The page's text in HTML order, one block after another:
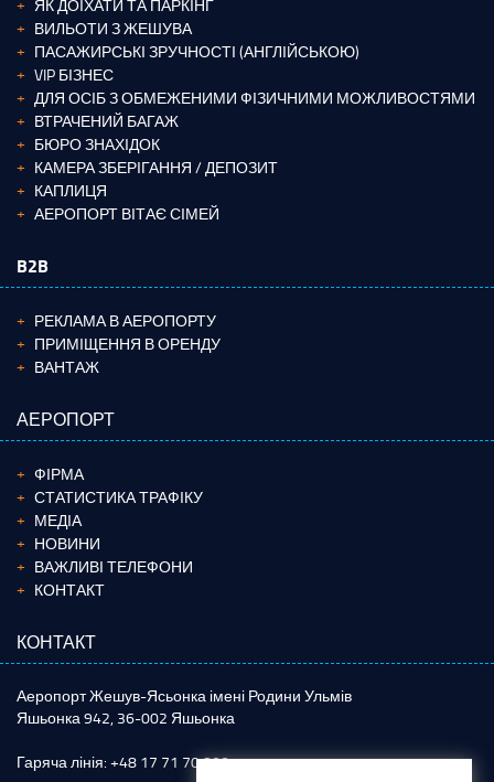
ЯК ДОЇХАТИ ТА ПАРКІНГ
ВИЛЬОТИ З ЖЕШУВА
ПАСАЖИРСЬКІ ЗРУЧНОСТІ (АНГЛІЙСЬКОЮ)
VIP БІЗНЕС
ДЛЯ ОСІБ З ОБМЕЖЕНИМИ ФІЗИЧНИМИ МОЖЛИВОСТЯМИ
ВТРАЧЕНИЙ БАГАЖ
БЮРО ЗНАХІДОК
КАМЕРА ЗБЕРІГАННЯ / ДЕПОЗИТ
КАПЛИЦЯ
АЕРОПОРТ ВІТАЄ СІМЕЙ
B2B
РЕКЛАМА В АЕРОПОРТУ
ПРИМІЩЕННЯ В ОРЕНДУ
ВАНТАЖ
АЕРОПОРТ
ФІРМА
СТАТИСТИКА ТРАФІКУ
МЕДІА
НОВИНИ
ВАЖЛИВІ ТЕЛЕФОНИ
КОНТАКТ
КОНТАКТ
Аеропорт Жешув-Ясьонка імені Родини Ульмів
Яшьонка 942, 36-002 Яшьонка
Гаряча лінія: +48 17 71 70 800